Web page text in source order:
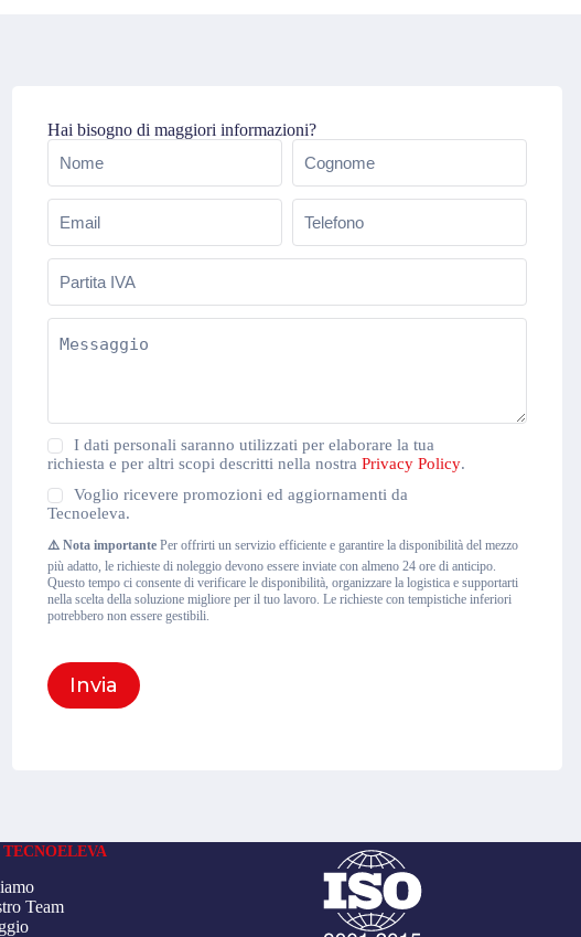
Hai bisogno di maggiori informazioni?
Nome
Email Telefono
Partita
IVA
Messaggio
Privacy
Policy(Obbligatorio)
I dati personali saranno utilizzati per elaborare la tua
richiesta e per altri scopi descritti nella nostra Privacy Policy.
Newsletter
Voglio ricevere promozioni ed aggiornamenti da
Tecnoeleva.
⚠️ Nota importante Per offrirti un servizio efficiente e garantire la disponibilità del mezzo
più adatto, le richieste di noleggio devono essere inviate con almeno 24 ore di anticipo.
Questo tempo ci consente di verificare le disponibilità, organizzare la logistica e supportarti
nella scelta della soluzione migliore per il tuo lavoro. Le richieste con tempistiche inferiori
potrebbero non essere gestibili.
Invia
Team